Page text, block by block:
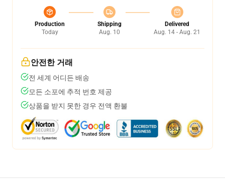
Production
Today
Shipping
Aug. 10
Delivered
Aug. 14 - Aug. 21
안전한 거래
전 세계 어디든 배송
모든 소포에 추적 번호 제공
상품을 받지 못한 경우 전액 환불